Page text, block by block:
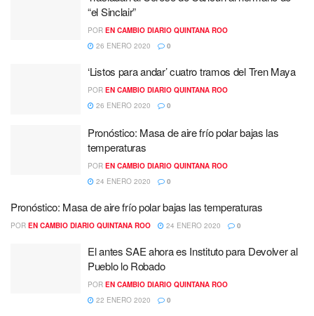
“el Sinclair”
POR EN CAMBIO DIARIO QUINTANA ROO
26 ENERO 2020
0
‘Listos para andar’ cuatro tramos del Tren Maya
POR EN CAMBIO DIARIO QUINTANA ROO
26 ENERO 2020
0
Pronóstico: Masa de aire frío polar bajas las
temperaturas
POR EN CAMBIO DIARIO QUINTANA ROO
24 ENERO 2020
0
Pronóstico: Masa de aire frío polar bajas las temperaturas
POR EN CAMBIO DIARIO QUINTANA ROO 24 ENERO 2020 0
El antes SAE ahora es Instituto para Devolver al
Pueblo lo Robado
POR EN CAMBIO DIARIO QUINTANA ROO
22 ENERO 2020
0